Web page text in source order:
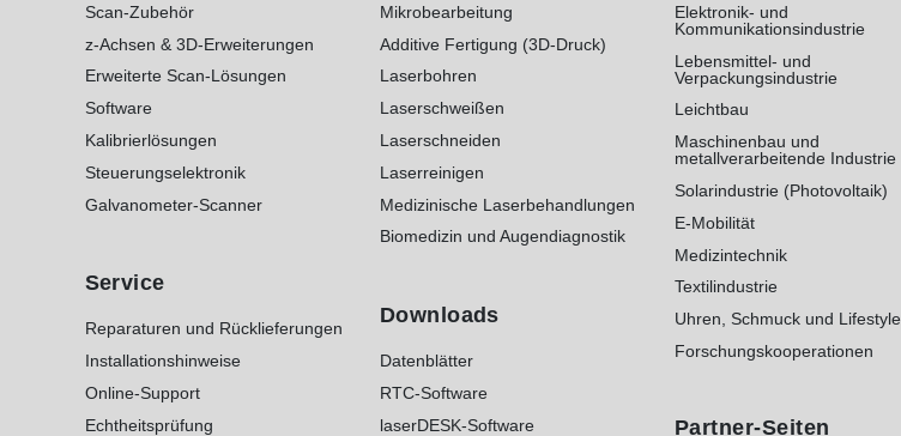
Scan-Zubehör
z-Achsen & 3D-Erweiterungen
Erweiterte Scan-Lösungen
Software
Kalibrierlösungen
Steuerungselektronik
Galvanometer-Scanner
Service
Reparaturen und Rücklieferungen
Installationshinweise
Online-Support
Echtheitsprüfung
Mikrobearbeitung
Additive Fertigung (3D-Druck)
Laserbohren
Laserschweißen
Laserschneiden
Laserreinigen
Medizinische Laserbehandlungen
Biomedizin und Augendiagnostik
Downloads
Datenblätter
RTC-Software
laserDESK-Software
Elektronik- und
Kommunikationsindustrie
Lebensmittel- und
Verpackungsindustrie
Leichtbau
Maschinenbau und
metallverarbeitende Industrie
Solarindustrie (Photovoltaik)
E-Mobilität
Medizintechnik
Textilindustrie
Uhren, Schmuck und Lifestyle
Forschungskooperationen
Partner-Seiten